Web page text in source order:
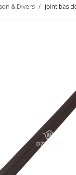
& Divers / joint bas